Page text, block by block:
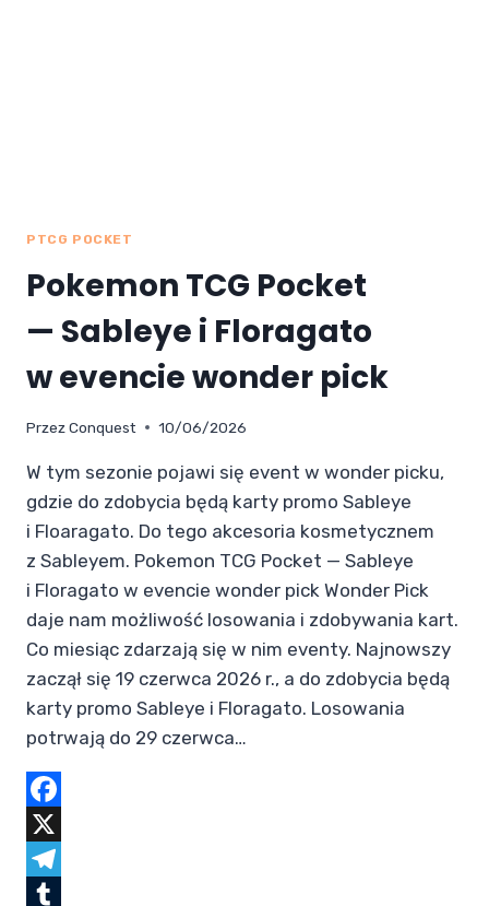
PTCG POCKET
Pokemon TCG Pocket
— Sableye i Floragato
w evencie wonder pick
Przez Conquest 10/06/2026
W tym sezonie pojawi się event w wonder picku,
gdzie do zdobycia będą karty promo Sableye
i Floaragato. Do tego akcesoria kosmetycznem
z Sableyem. Pokemon TCG Pocket — Sableye
i Floragato w evencie wonder pick Wonder Pick
daje nam możliwość losowania i zdobywania kart.
Co miesiąc zdarzają się w nim eventy. Najnowszy
zaczął się 19 czerwca 2026 r., a do zdobycia będą
karty promo Sableye i Floragato. Losowania
potrwają do 29 czerwca…
Facebook
X
Telegram